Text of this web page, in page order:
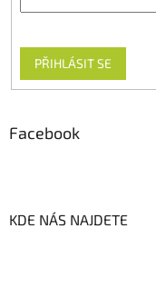
PŘIHLÁSIT SE
Facebook
KDE NÁS NAJDETE